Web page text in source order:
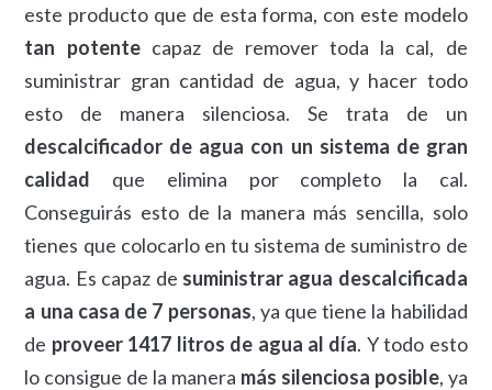
este producto que de esta forma, con este modelo
tan potentecapaz de remover toda la cal, de
suministrar gran cantidad de agua, y hacer todo
esto de manera silenciosa. Se trata de un
descalcificador de agua con un sistema de gran
calidad que elimina por completo la cal.
Conseguirás esto de la manera más sencilla, solo
tienes que colocarlo en tu sistema de suministro de
agua. Es capaz de suministrar agua descalcificada
a una casa de 7 personas, ya que tiene la habilidad
de proveer 1417 litros de agua al día. Y todo esto
lo consigue de la manera más silenciosa posible, ya